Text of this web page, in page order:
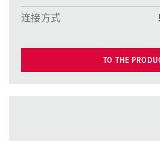
连接方式
TO THE